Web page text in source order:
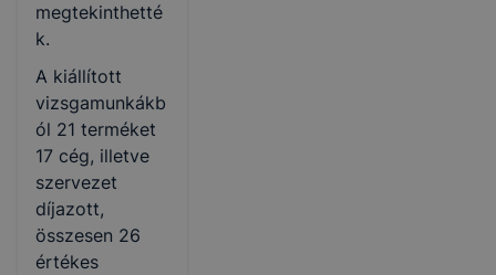
megtekinthetté
k.
A kiállított
vizsgamunkákb
ól 21 terméket
17 cég, illetve
szervezet
díjazott,
összesen 26
értékes